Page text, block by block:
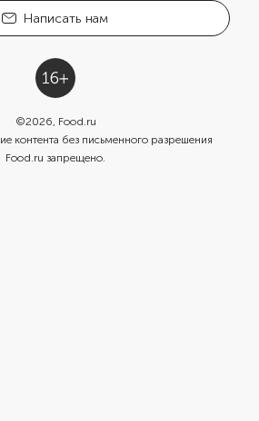
Написать нам
©2026, Food.ru
контента без письменного разрешения
Food.ru запрещено.